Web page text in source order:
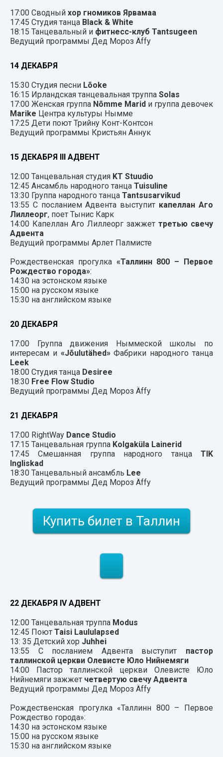
17:00 Сводный хор гномиков Ярвамаа
17:45 Студия танца Black & White
18:15 Танцевальный и фитнесс-клуб Tantsugeen
Ведущий программы Дед Мороз Äffy
14 ДЕКАБРЯ
15:30 Студия песни Lõoke
16:15 Ирландская танцевальная труппа Solas
17:00 Женская группа Nõmme Marid и группа девочек
Marike Центра культуры Нымме
17:25 Дети поют Трийну Конт-Контсон
Ведущий программы Кристьян Аннук
15 ДЕКАБРЯ III АДВЕНТ
12:00 Танцевальная студия KT Stuudio
12:45 Ансамбль народного танца Tuisuline
13:30 Группа народного танца Tantsusarvikud
13:55 С посланием Адвента выступит капеллан Аго
Лиллеорг, поет Тынис Карк
14:00 Капеллан Аго Лиллеорг зажжет третью свечу
Адвента
Ведущий программы Арлет Палмисте
Рождественская прогулка «Таллинн 800 – Первое
Рождество города»:
14:30 на эстонском языке
15:00 на русском языке
15:30 на английском языке
20 ДЕКАБРЯ
17:00 Группа движения Ныммеской школы по
интересам и «Jõulutähed»Фабрики народного танца
Leek
18:00 Студия танца Desiree
18:30 Free Flow Studio
Ведущий программы Дед Мороз Äffy
21 ДЕКАБРЯ
17:00 RightWay Dance Studio
17:15 Танцевальная группа Kolgaküla Lainerid
17:45 Смешанная группа народного танца TIK
Ingliskad
18:30 Танцевальный ансамбль Lee
Ведущий программы Дед Мороз Äffy
Купить билет в Таллин
22 ДЕКАБРЯ IV АДВЕНТ
12:00 Танцевальная труппа Modus
12:45 Поют Taisi Laululapsed
13: 35 Детский хор Juhhei
13:55 С посланием Адвента выступит пастор
таллинской церкви Олевисте Юло Нийнемяги
14:00 Пастор таллинской церкви Олевисте Юло
Нийнемяги зажжет четвертую свечу Адвента
Ведущий программы Дед Мороз Äffy
Рождественская прогулка «Таллинн 800 – Первое
Рождество города»:
14:30 на эстонском языке
15:00 на русском языке
15:30 на английском языке